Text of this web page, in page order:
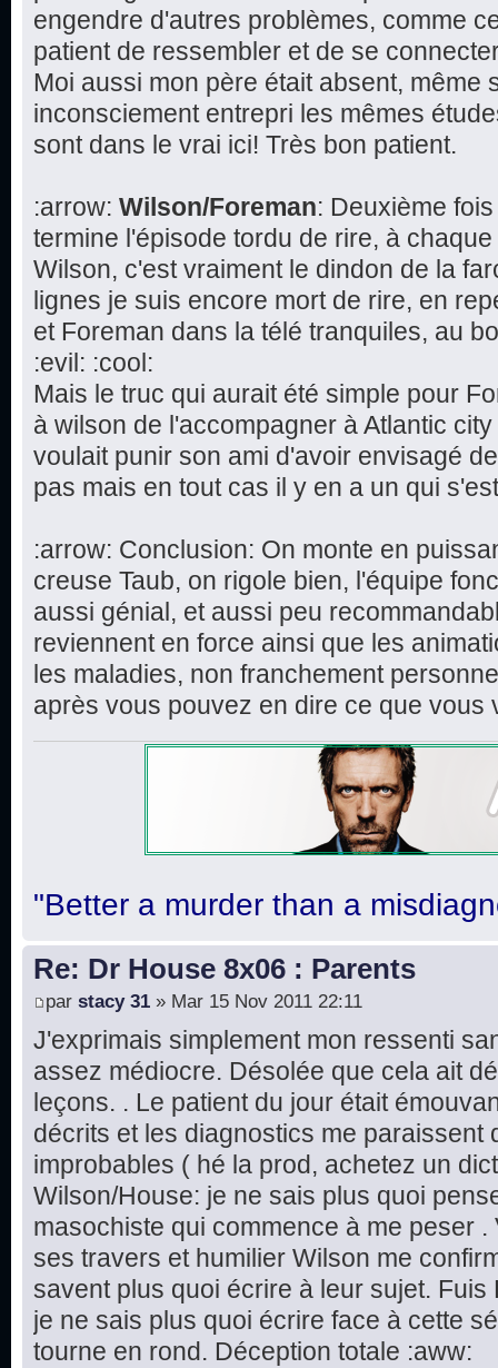
engendre d'autres problèmes, comme
patient de ressembler et de se
Moi aussi mon père était absent, même
inconsciement entrepri les mêmes
sont dans le vrai ici! Très bon patient.
:arrow: Wilson/Foreman: Deuxième
termine l'épisode tordu de rire, à
Wilson, c'est vraiment le dindon de la
lignes je suis encore mort de rire, en
et Foreman dans la télé tranquiles, au
:evil: :cool:
Mais le truc qui aurait été simple pour
à wilson de l'accompagner à Atlantic
voulait punir son ami d'avoir envisagé
pas mais en tout cas il y en a un qui
:arrow: Conclusion: On monte en
creuse Taub, on rigole bien, l'équipe
aussi génial, et aussi peu
reviennent en force ainsi que les
les maladies, non franchement
après vous pouvez en dire ce que vous
"Better a murder than a
Re: Dr House 8x06 : Parents
par stacy 31 » Mar 15 Nov 2011 22:11
J'exprimais simplement mon ressenti
assez médiocre. Désolée que cela ait
leçons. . Le patient du jour était
décrits et les diagnostics me paraissent
improbables ( hé la prod, achetez un
Wilson/House: je ne sais plus quoi
masochiste qui commence à me peser
ses travers et humilier Wilson me
savent plus quoi écrire à leur sujet.
je ne sais plus quoi écrire face à cette
tourne en rond. Déception totale :aww: